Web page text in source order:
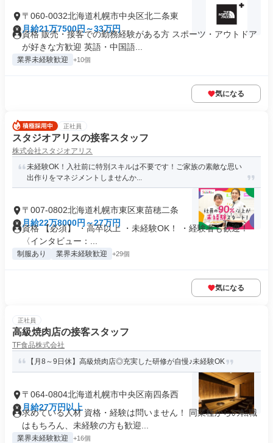
〒060-0032北海道札幌市中央区北二条東
月給21万7500円～33万円
資格 販売・接客での勤務経験がある方 スポーツ・アウトドア
が好きな方歓迎 英語・中国語...
業界未経験歓迎 +10個
気になる
正社員
スタジオアリスの接客スタッフ
株式会社スタジオアリス
未経験OK！入社前に特別スキルは不要です！ご家族の素敵な思い
出作りをマネジメントしませんか...
〒007-0802北海道札幌市東区東苗穂二条
月給22万8000円～27万円
資格 【必須】 ・高卒以上 ・未経験OK！ ・経験者も歓迎！
〈インタビュー：...
制服あり 業界未経験歓迎 +29個
気になる
正社員
高級焼肉店の接客スタッフ
TF食品株式会社
【月8～9日休】高級焼肉店◎充実した研修が自慢♪未経験OK
〒064-0804北海道札幌市中央区南四条西
月給27万円以上
求めている人材 資格・経験は問いません！ 同業種からの転職
はもちろん、未経験の方も歓迎...
業界未経験歓迎 +16個